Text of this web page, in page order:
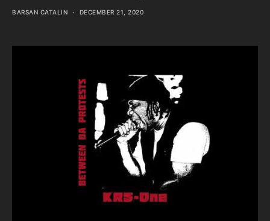
BARSAN CATALIN DECEMBER 21, 2020